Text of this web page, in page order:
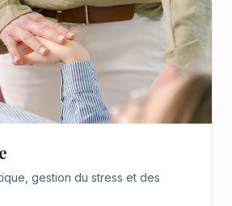
gestion du stress et des